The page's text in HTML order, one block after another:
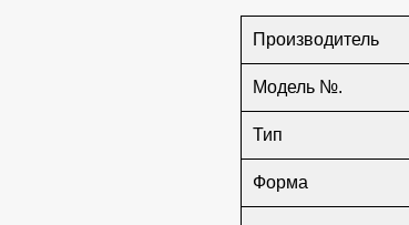
Производитель
Модель №.
Тип
Форма